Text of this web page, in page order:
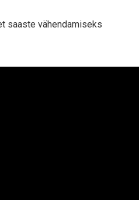
saaste vähendamiseks